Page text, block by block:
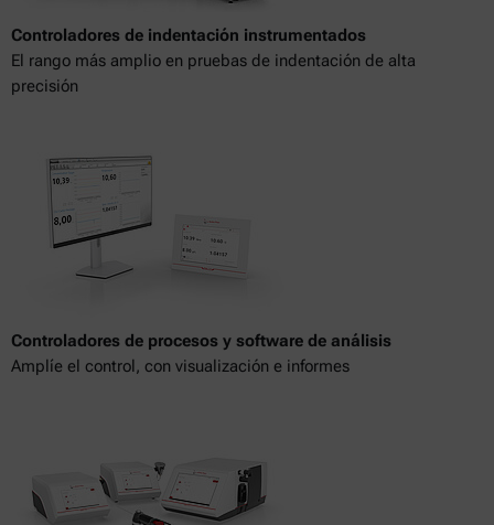
Controladores de indentación instrumentados
El rango más amplio en pruebas de indentación de alta
precisión
Controladores de procesos y software de análisis
Amplíe el control, con visualización e informes